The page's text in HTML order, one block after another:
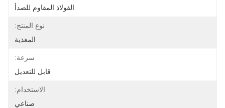
الفولاذ المقاوم للصدأ
نوع المنتج:
المغذية
سرعة:
قابل للتعديل
الاستخدام:
صناعي